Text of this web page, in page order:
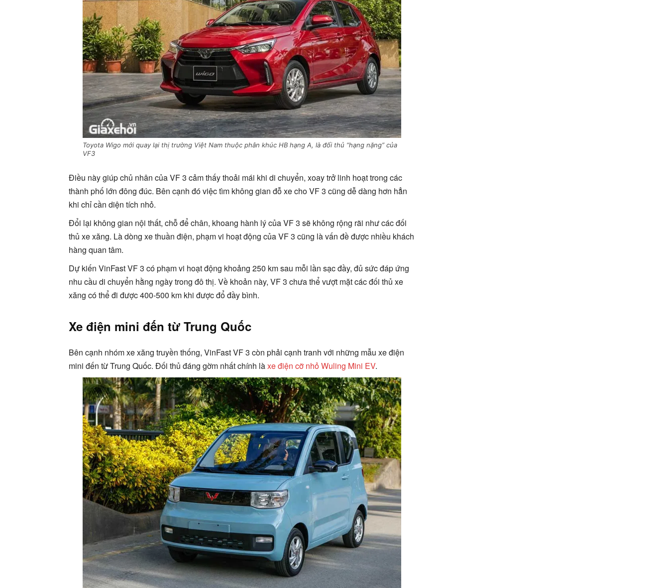
Toyota Wigo mới quay lại thị trường Việt Nam thuộc phân khúc HB hạng A, là đối thủ “hạng nặng” của
VF3
Điều này giúp chủ nhân của VF 3 cảm thấy thoải mái khi di chuyển, xoay trở linh hoạt trong các
thành phố lớn đông đúc. Bên cạnh đó việc tìm không gian đỗ xe cho VF 3 cũng dễ dàng hơn hẳn
khi chỉ cần diện tích nhỏ.
Đổi lại không gian nội thất, chỗ để chân, khoang hành lý của VF 3 sẽ không rộng rãi như các đối
thủ xe xăng. Là dòng xe thuần điện, phạm vi hoạt động của VF 3 cũng là vấn đề được nhiều khách
hàng quan tâm.
Dự kiến VinFast VF 3 có phạm vi hoạt động khoảng 250 km sau mỗi lần sạc đầy, đủ sức đáp ứng
nhu cầu di chuyển hằng ngày trong đô thị. Về khoản này, VF 3 chưa thể vượt mặt các đối thủ xe
xăng có thể đi được 400-500 km khi được đổ đầy bình.
Xe điện mini đến từ Trung Quốc
Bên cạnh nhóm xe xăng truyền thống, VinFast VF 3 còn phải cạnh tranh với những mẫu xe điện
mini đến từ Trung Quốc. Đối thủ đáng gờm nhất chính làxe điện cỡ nhỏ Wuling Mini EV.